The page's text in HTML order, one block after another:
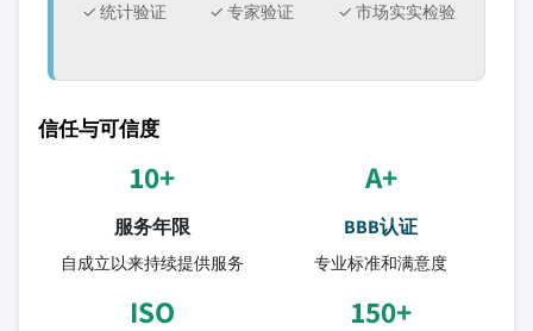
✓ 统计验证
✓ 专家验证 ✓ 市场实实检验
信任与可信度
10+
服务年限
自成立以来持续提供服务
A+
BBB认证
专业标准和满意度
ISO 150+